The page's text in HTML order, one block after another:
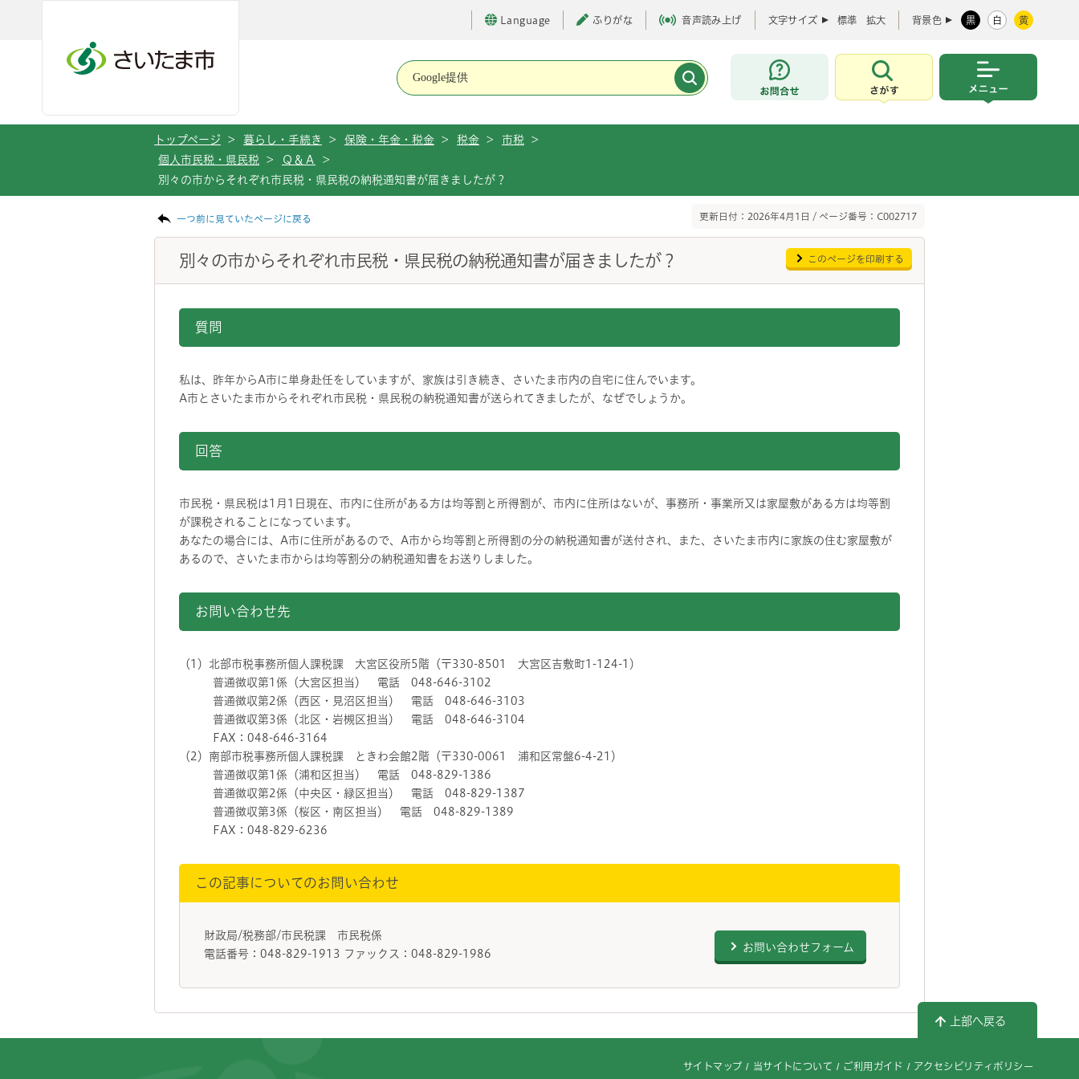
Language ふりがな 音声読み上げ 文字サイズ 標準 拡大 背景色 黒 白 黄
お問合せ
さがす
トップページ > 暮らし・手続き > 保険・年金・税金 > 税金 > 市税
>
個人市民税・県民税
> Ｑ＆Ａ
>
別々の市からそれぞれ市民税・県民税の納税通知書が届きましたが？
一つ前に見ていたページに戻る 更新日付：2026年4月1日 / ページ番号：C002717
別々の市からそれぞれ市民税・県民税の納税通知書が届きましたが？ このページを印刷する
質問
私は、昨年からA市に単身赴任をしていますが、家族は引き続き、さいたま市内の自宅に住んでいます。
A市とさいたま市からそれぞれ市民税・県民税の納税通知書が送られてきましたが、なぜでしょうか。
回答
市民税・県民税は1月1日現在、市内に住所がある方は均等割と所得割が、市内に住所はないが、事務所・事業所又は家屋敷がある方は均等割
が課税されることになっています。
あなたの場合には、A市に住所があるので、A市から均等割と所得割の分の納税通知書が送付され、また、さいたま市内に家族の住む家屋敷が
あるので、さいたま市からは均等割分の納税通知書をお送りしました。
お問い合わせ先
（1）北部市税事務所個人課税課 大宮区役所5階（〒330-8501 大宮区吉敷町1-124-1）
普通徴収第1係（大宮区担当） 電話 048-646-3102
普通徴収第2係（西区・見沼区担当） 電話 048-646-3103
普通徴収第3係（北区・岩槻区担当） 電話 048-646-3104
FAX：048-646-3164
（2）南部市税事務所個人課税課 ときわ会館2階（〒330-0061 浦和区常盤6-4-21）
普通徴収第1係（浦和区担当） 電話 048-829-1386
普通徴収第2係（中央区・緑区担当） 電話 048-829-1387
普通徴収第3係（桜区・南区担当） 電話 048-829-1389
FAX：048-829-6236
この記事についてのお問い合わせ
財政局/税務部/市民税課 市民税係
電話番号：048-829-1913 ファックス：048-829-1986
お問い合わせフォーム
上部へ戻る
サイトマップ 当サイトについて ご利用ガイド アクセシビリティポリシー